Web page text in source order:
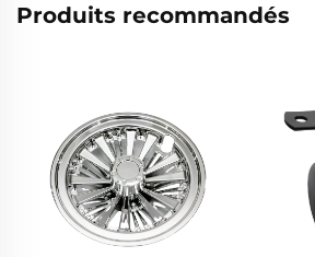
Produits recommandés